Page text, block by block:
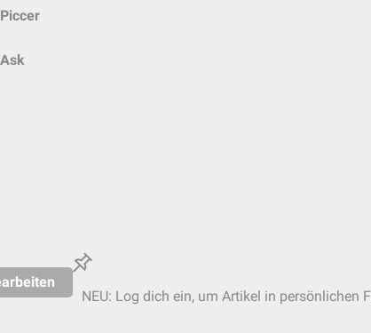
Piccer
Ask
NEU: Log dich ein, um Artikel in persönlichen